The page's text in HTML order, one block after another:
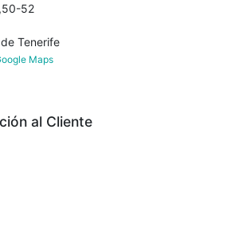
52
Tenerife
Maps
al Cliente